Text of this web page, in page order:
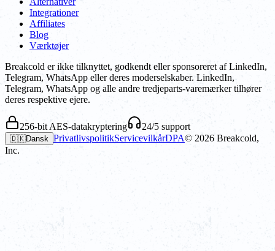
Integrationer
Affiliates
Blog
Værktøjer
Breakcold er ikke tilknyttet, godkendt eller sponsoreret af LinkedIn,
Telegram, WhatsApp eller deres moderselskaber. LinkedIn,
Telegram, WhatsApp og alle andre tredjeparts-varemærker tilhører
deres respektive ejere.
256-bit AES-datakryptering 24/5 support
🇩🇰Dansk PrivatlivspolitikServicevilkårDPA© 2026 Breakcold,
Inc.